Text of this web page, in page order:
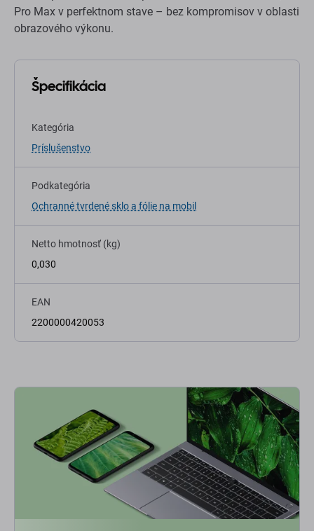
Pro Max v perfektnom stave – bez kompromisov v oblasti
obrazového výkonu.
Špecifikácia
Kategória
Príslušenstvo
Podkategória
Ochranné tvrdené sklo a fólie na mobil
Netto hmotnosť (kg)
0,030
EAN
2200000420053